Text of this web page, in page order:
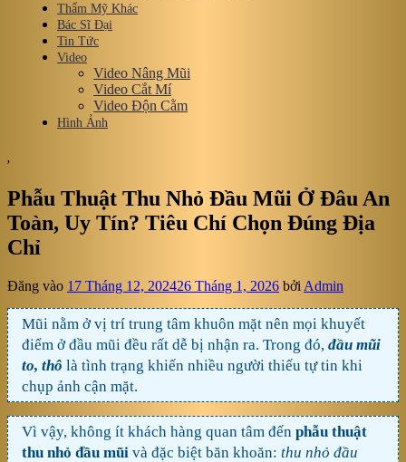
Thẩm Mỹ Khác
Bác Sĩ Đại
Tin Tức
Video
Video Nâng Mũi
Video Cắt Mí
Video Độn Cằm
Hình Ảnh
,
Phẫu Thuật Thu Nhỏ Đầu Mũi Ở Đâu An
Toàn, Uy Tín? Tiêu Chí Chọn Đúng Địa
Chỉ
Đăng vào 17 Tháng 12, 202426 Tháng 1, 2026 bởi Admin
Mũi nằm ở vị trí trung tâm khuôn mặt nên mọi khuyết
điểm ở đầu mũi đều rất dễ bị nhận ra. Trong đó, đầu mũi
to, thô là tình trạng khiến nhiều người thiếu tự tin khi
chụp ảnh cận mặt.
Vì vậy, không ít khách hàng quan tâm đến phẫu thuật
thu nhỏ đầu mũi và đặc biệt băn khoăn: thu nhỏ đầu